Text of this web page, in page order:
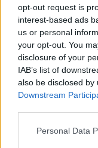
opt-out request is
interest-based ads
us or personal
your opt-out. You
disclosure of your
IAB’s list of
also be disclosed
Downstream
Please note that
Personal Data